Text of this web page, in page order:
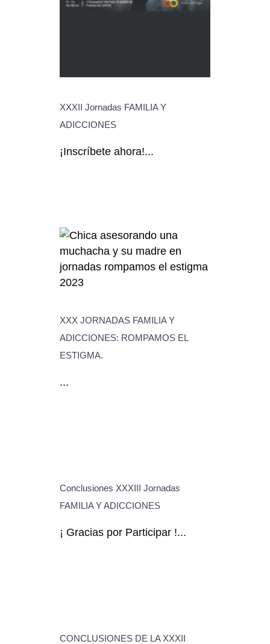
XXXII Jornadas FAMILIA Y
ADICCIONES
¡Inscríbete ahora!...
XXX JORNADAS FAMILIA Y
ADICCIONES: ROMPAMOS EL
ESTIGMA.
...
Conclusiones XXXIII Jornadas
FAMILIA Y ADICCIONES
¡ Gracias por Participar !...
CONCLUSIONES DE LA XXXII